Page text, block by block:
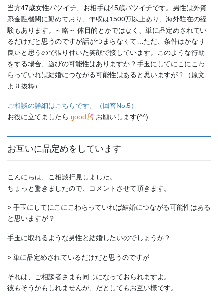
当方47歳女性バツイチ、お相手は45歳バツイチです。男性は外資
系金融機関に勤めており、年収は1500万以上あり、海外駐在の経
験もあります。～略～ 体目的とかではなく、単に品定めされてい
るだけだと思うのですが話がつまらなくて…ただ、条件はかなり
良いと思うので張り付いた笑顔で接しています。このような行動
をする場合、遊びの可能性はありますか？手玉にしてにこにこわ
らっていれば結婚につながる可能性はあると思いますが？（原文
より抜粋）
ご相談の詳細はこちらです。（回答No.5）
お役に立てましたら good お願いします(^^)
お互いに品定めをしています
こんにちは、ご相談拝見しました。
ちょっと驚きましたので、コメントさせて頂きます。
> 手玉にしてにこにこわらっていれば結婚につながる可能性はある
と思いますが？
手玉に取れるような男性と結婚したいのでしょうか？
> 単に品定めされているだけだと思うのですが
それは、ご相談者さまも同じになっておられますよ。
彼もそうかもしれませんが、だとしてもお互い様です。